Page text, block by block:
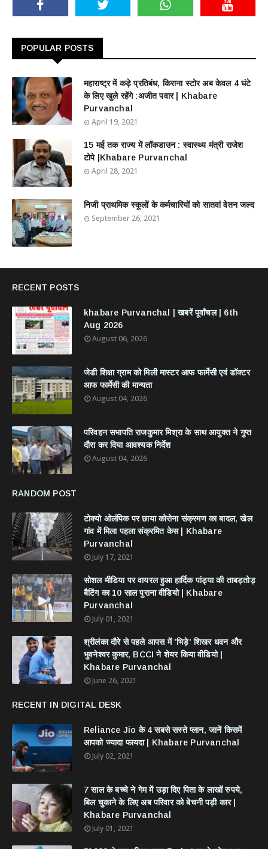
POPULAR POSTS
महाराष्ट्र में कड़े प्रतिबंध, किराना स्टोर अब केवल 4 घंटे
के लिए खुले रहेंगे :अजीत पवार | Khabare
Purvanchal
April 19, 2021
15 मई तक राज्य में लॉकडाउन : स्वास्थ्य मंत्री राजेश
टोपे |Khabare Purvanchal
April 28, 2021
निजी प्राथमिक स्कूलों के कर्मचारियों को सातवां वेतन जल्द
September 26, 2021
RECENT POSTS
khabare Purvanchal | खबरें पूर्वांचल | 6th
Aug 2026
August 06, 2026
जेडी शिक्षा ग्राम को मिली मास्टर आफ फार्मेसी एवं डॉक्टर
आफ फार्मेसी की मान्यता
August 04, 2026
परिवहन सभापति राजकुमार मिश्रा के साथ आयुक्त ने गुप्त
दौरा कर दिया आवश्यक निर्देश
August 04, 2026
RANDOM POST
टोक्यो ओलंपिक पर छाया कोरोना संक्रमण का बादल, खेल
गांव में मिला पहला संक्रमित केस | Khabare
Purvanchal
July 17, 2021
सोशल मीडिया पर वायरल हुआ हार्दिक पांड्या की ताबड़तोड़
बैटिंग का 10 साल पुराना वीडियो | Khabare
Purvanchal
July 01, 2021
श्रीलंका दौरे से पहले आपस में 'भिड़े' शिखर धवन और
भुवनेश्वर कुमार, BCCI ने शेयर किया वीडियो |
Khabare Purvanchal
June 26, 2021
RECENT IN DIGITAL DESK
Reliance Jio के 4 सबसे सस्ते प्लान, जानें किसमें
आपको ज्यादा फायदा | Khabare Purvanchal
July 02, 2021
7 साल के बच्चे ने गेम में उड़ा दिए पिता के लाखों रुपये,
बिल चुकाने के लिए अब परिवार को बेचनी पड़ी कार |
Khabare Purvanchal
July 01, 2021